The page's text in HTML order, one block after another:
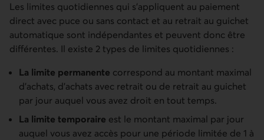
Les limites quotidiennes qui s'appliquent au paiement
direct avec puce ou sans contact et au retrait au guichet
automatique sont indépendantes et peuvent donc être
différentes. Il existe 2 types de limites quotidiennes :
La limite permanente correspond au montant maximal
d’achats, d’achats avec retrait ou de retrait au guichet
par jour auquel vous avez droit en tout temps.
La limite temporaire est le montant maximal par jour
auquel vous avez accès pour une période limitée de 1 à